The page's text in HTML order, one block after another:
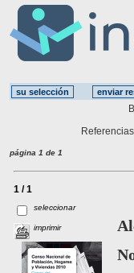
página 1 de 1
1 / 1
seleccionar
imprimir